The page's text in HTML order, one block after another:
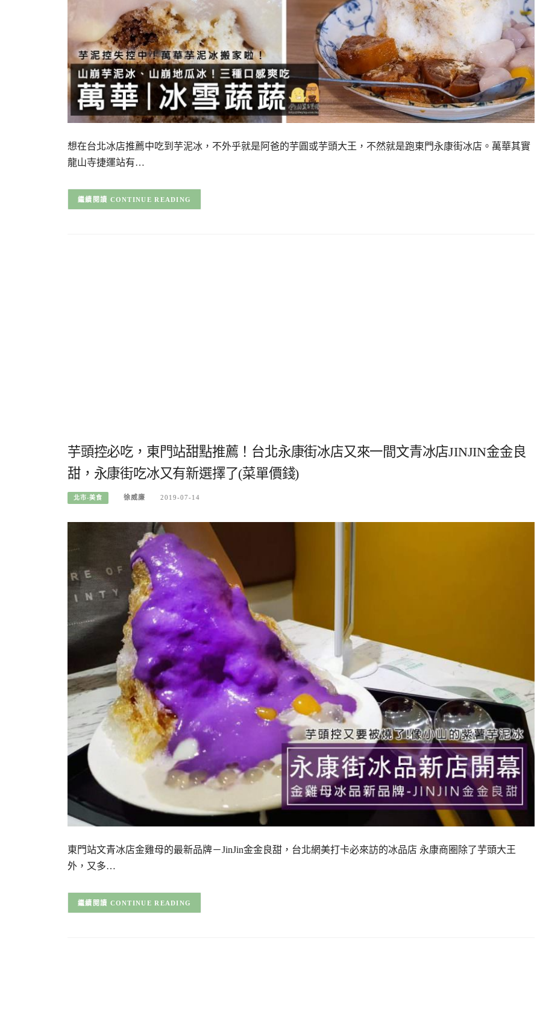
想在台北冰店推薦中吃到芋泥冰，不外乎就是阿爸的芋圓或芋頭大王，不然就是跑東門永康街冰店。萬華其實
龍山寺捷運站有…
CONTINUE READING
芋頭控必吃，東門站甜點推薦！台北永康街冰店又來一間文青冰店JINJIN金金良
甜，永康街吃冰又有新選擇了(菜單價錢)
北市-美食 徐威廉 2019-07-14
東門站文青冰店金雞母的最新品牌－JinJin金金良甜，台北網美打卡必來訪的冰品店 永康商圈除了芋頭大王
外，又多…
CONTINUE READING